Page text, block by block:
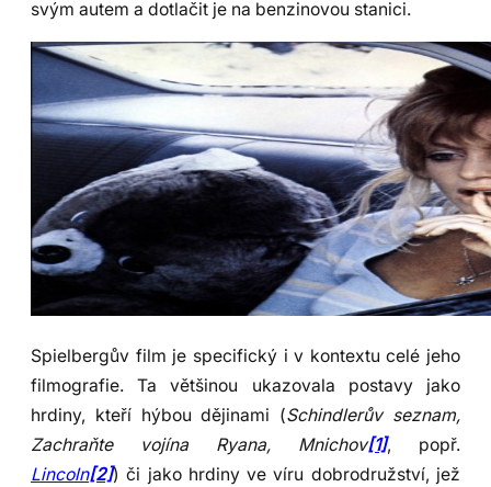
svým autem a dotlačit je na benzinovou stanici.
Spielbergův film je specifický i v kontextu celé jeho
filmografie. Ta většinou ukazovala postavy jako
hrdiny, kteří hýbou dějinami (Schindlerův seznam,
Zachraňte vojína Ryana, Mnichov[1], popř.
Lincoln[2]) či jako hrdiny ve víru dobrodružství, jež